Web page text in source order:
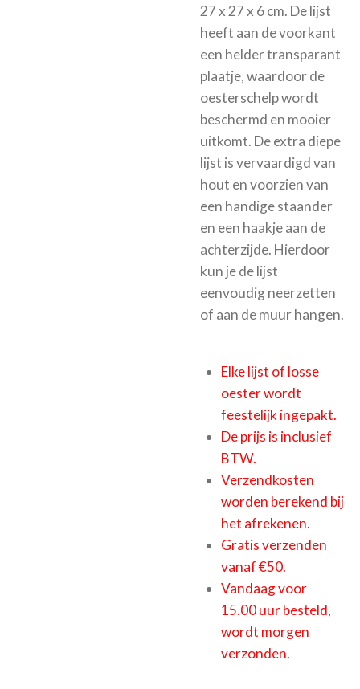
27 x 27 x 6 cm. De lijst
heeft aan de voorkant
een helder transparant
plaatje, waardoor de
oesterschelp wordt
beschermd en mooier
uitkomt. De extra diepe
lijst is vervaardigd van
hout en voorzien van
een handige staander
en een haakje aan de
achterzijde. Hierdoor
kun je de lijst
eenvoudig neerzetten
of aan de muur hangen.
Elke lijst of losse
oester wordt
feestelijk ingepakt.
De prijs is inclusief
BTW.
Verzendkosten
worden berekend bij
het afrekenen.
Gratis verzenden
vanaf €50.
Vandaag voor
15.00 uur besteld,
wordt morgen
verzonden.